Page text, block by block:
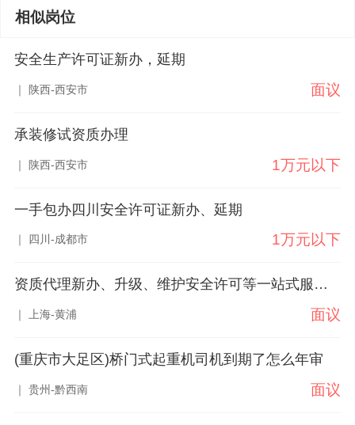
相似岗位
安全生产许可证新办，延期
｜ 陕西-西安市 面议
承装修试资质办理
｜ 陕西-西安市 1万元以下
一手包办四川安全许可证新办、延期
｜ 四川-成都市 1万元以下
资质代理新办、升级、维护安全许可等一站式服务。
｜ 上海-黄浦 面议
(重庆市大足区)桥门式起重机司机到期了怎么年审
｜ 贵州-黔西南 面议